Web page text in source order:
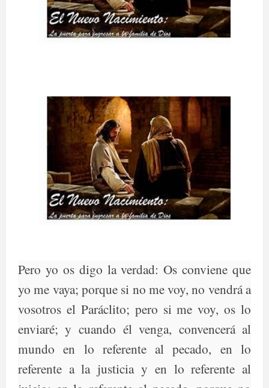
Pero yo os digo la verdad: Os conviene que
yo me vaya; porque si no me voy, no vendrá a
vosotros el Paráclito; pero si me voy, os lo
enviaré; y cuando él venga, convencerá al
mundo en lo referente al pecado, en lo
referente a la justicia y en lo referente al